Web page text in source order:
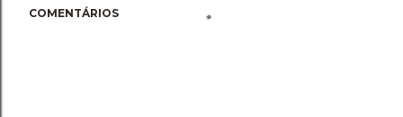
COMENTÁRIOS